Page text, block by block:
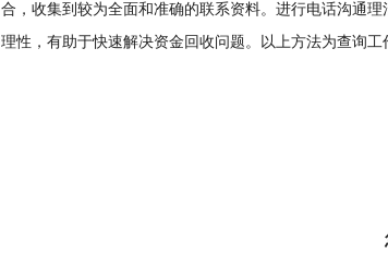
合，收集到较为全面和准确的联系资料。进行电话沟通
理性，有助于快速解决资金回收问题。以上方法为查询工